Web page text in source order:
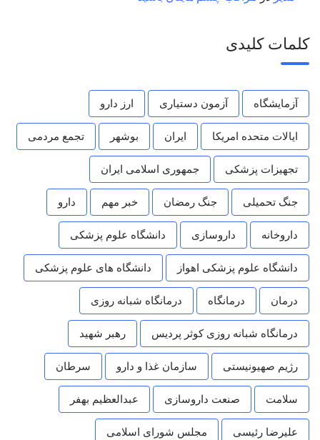
کلمات کلیدی
آزمایشگاه آزمون دستیاری ارز دارو
ایالات متحده امریکا ایران بوشهر تجمع مردمی
تجهیزات پزشکی جمهوری اسلامی ایران
جنگ تحمیلی جنگ رمضان خبر مهم دارو
داروخانه داروسازی دانشگاه علوم پزشکی
دانشگاه علوم پزشکی اهواز دانشگاه های علوم پزشکی
درمان درمانگاه درمانگاه شبانه روزی
درمانگاه شبانه روزی کوثر پردیس رهبر شهید
رژیم صهیونیستی سازمان غذا و دارو سرطان
سلامت صنعت داروسازی عبدالعظیم بهفر
علیرضا رئیسی مجلس شورای اسلامی